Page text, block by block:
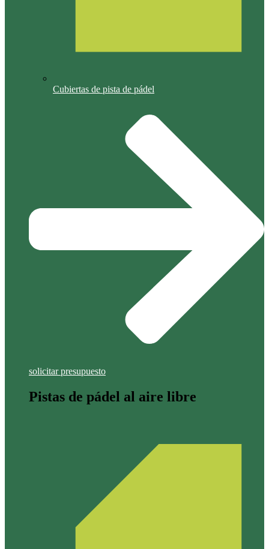
Cubiertas de pista de pádel
solicitar presupuesto
Pistas de pádel al aire libre